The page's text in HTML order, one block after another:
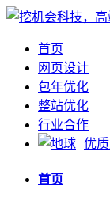
首页
网页设计
包年优化
整站优化
行业合作
优
首页